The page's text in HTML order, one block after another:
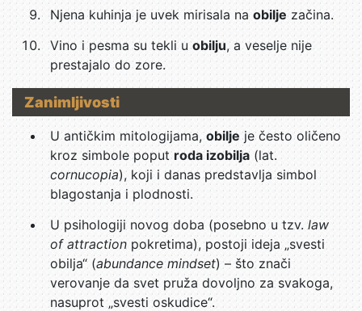
Njena kuhinja je uvek mirisala na obiljezačina.
Vino i pesma su tekli uobilju, a veselje nije
prestajalo do zore.
Zanimljivosti
U antičkim mitologijama,obilje je često oličeno
kroz simbole poputroda izobilja (lat.
cornucopia), koji i danas predstavlja simbol
blagostanja i plodnosti.
U psihologiji novog doba (posebno u tzv.law
of attraction pokretima), postoji ideja „svesti
obilja“ (abundance mindset) – što znači
verovanje da svet pruža dovoljno za svakoga,
nasuprot „svesti oskudice“.